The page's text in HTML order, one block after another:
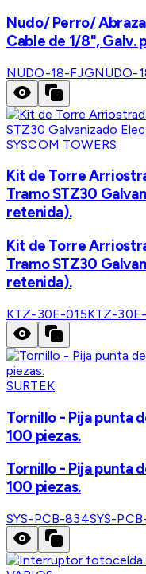
Nudo/ Perro/
Cable de 1/8", Galv.
NUDO-18-FJGNUDO-
SYSCOM TOWERS
Kit de Torre
Tramo STZ30
retenida).
Kit de Torre
Tramo STZ30
retenida).
KTZ-30E-015KTZ-
SURTEK
Tornillo - Pija punta
100 piezas.
Tornillo - Pija punta
100 piezas.
SYS-PCB-834SYS-